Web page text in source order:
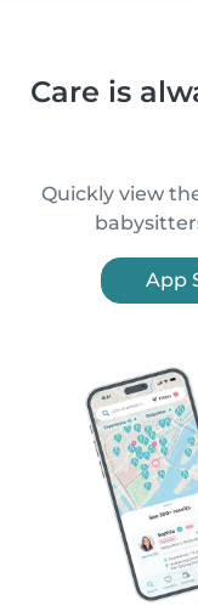
Care is
Quickly view
App